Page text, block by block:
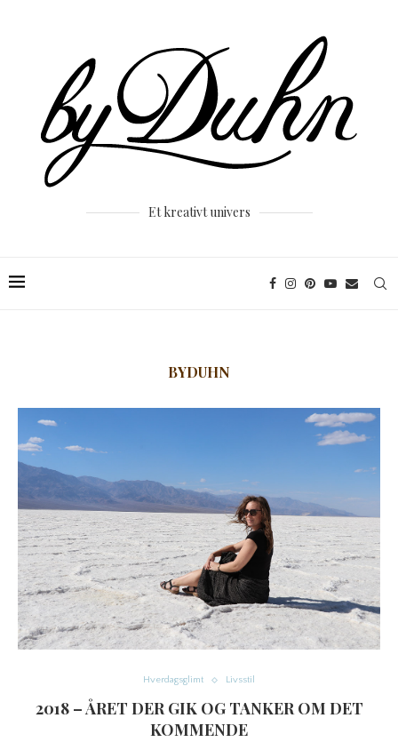
Et kreativt univers
BYDUHN
Hverdagsglimt Livsstil
2018 – ÅRET DER GIK OG TANKER OM DET
KOMMENDE